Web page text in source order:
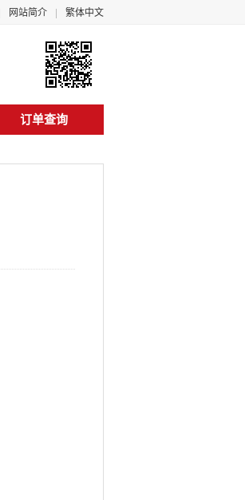
网站简介 繁体中文
订单查询